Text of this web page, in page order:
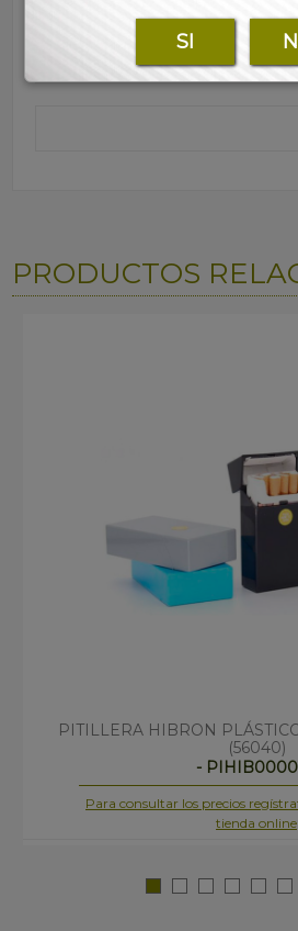
nuestra tienda
PRODUCTOS
PITILLERA HIBRON
(56040)
-
Para consultar los precios
tienda online
SI